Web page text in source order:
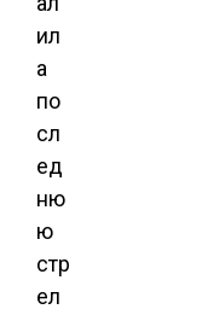
ил
а
по
сл
ед
ню
ю
стр
ел